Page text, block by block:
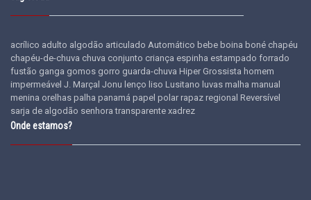
acrílico adulto algodão articulado Automático bebe boina boné chapéu
chapéu-de-chuva chuva conjunto criança espinha estampado forrado
fustão ganga gomos gorro guarda-chuva Hiper Grossista homem
impermeável J. Marçal Jonu lenço liso Lusitano luvas malha manual
menina orelhas palha panamá papel polar rapaz regional Reversível
sarja de algodão senhora transparente xadrez
Onde estamos?